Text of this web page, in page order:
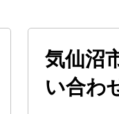
気仙沼
い合わ